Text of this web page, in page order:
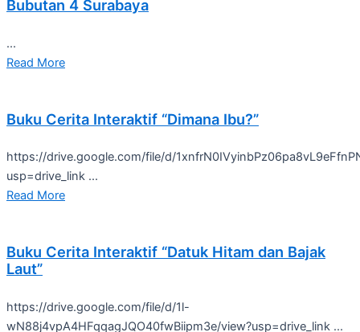
Bubutan 4 Surabaya
...
Read More
Buku Cerita Interaktif “Dimana Ibu?”
https://drive.google.com/file/d/
usp=drive_link ...
Read More
Buku Cerita Interaktif “Datuk Hitam dan Bajak
Laut”
https://drive.google.com/file/d/1l-
wN88j4vpA4HFqqagJQO40fwBiipm3e/view?usp=drive_link ...